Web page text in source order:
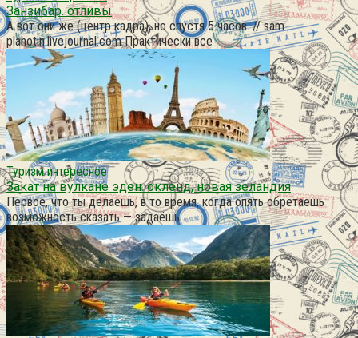
Занзибар. отливы
А вот они же (центр кадра), но спустя 5 часов. // sam-
plahotin.livejournal.com Практически все
Туризм интересное
Закат на вулкане эден. окленд, новая зеландия
Первое, что ты делаешь, в то время, когда опять обретаешь
возможность сказать — задаёшь